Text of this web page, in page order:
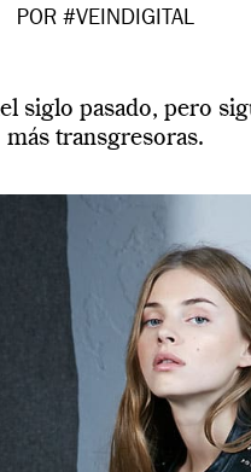
POR #VEINDIGITAL
siglo pasado, pero
más transgresoras.